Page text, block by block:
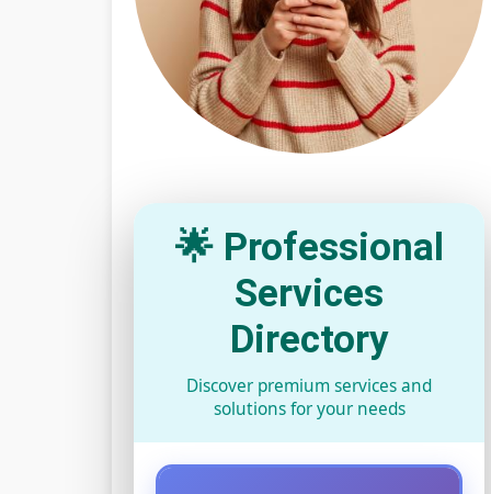
🌟 Professional
Services
Directory
Discover premium services and
solutions for your needs